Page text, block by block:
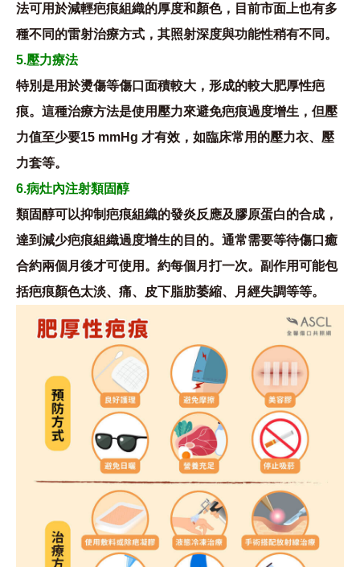
法可用於減輕疤痕組織的厚度和顏色，目前市面上也有多
種不同的雷射治療方式，其照射深度與功能性稍有不同。
5.壓力療法
特別是用於燙傷等傷口面積較大，形成的較大肥厚性疤
痕。這種治療方法是使用壓力來避免疤痕過度增生，但壓
力值至少要15 mmHg 才有效，如臨床常用的壓力衣、壓
力套等。
6.病灶內注射類固醇
類固醇可以抑制疤痕組織的發炎反應及膠原蛋白的合成，
達到減少疤痕組織過度增生的目的。通常需要等待傷口癒
合約兩個月後才可使用。約每個月打一次。副作用可能包
括疤痕顏色太淡、痛、皮下脂肪萎縮、月經失調等等。